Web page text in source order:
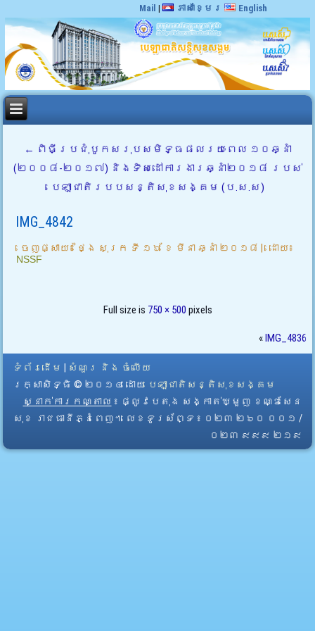
Mail | ភាសាខ្មែរ English
← ពិធីប្រជុំបូកសរុបសមិទ្ធផលរយៈពេល ១០ឆ្នាំ
(២០០៨-២០១៧) និងទិសដៅការងារឆ្នាំ២០១៨ របស់
បេឡាជាតិរបបសន្តិសុខសង្គម (ប.ស.ស)
IMG_4842
ចេញផ្សាយ៖ ថ្ងៃ សុក្រ ទី ១៦ ខែ មីនា ឆ្នាំ ២០១៨ | ដោយ៖
NSSF
Full size is 750 × 500 pixels
« IMG_4836
ទំព័រដើម
សំណួរ និង ចំលើយ
រក្សាសិទ្ធិ © ២០១៤ ដោយ​ បេឡាជាតិសន្តិសុខសង្គម
ស្នាក់ការកណ្តាល ៖ ផ្លូវបេតុង សង្កាត់ឃ្មួញ ខណ្ឌសែន
សុខ រាជធានីភ្នំពេញ។ លេខទូរស័ព្ទ ៖ ០២៣ ២៦០ ០០១ /
០២៣ ៩៩៩ ២១៩